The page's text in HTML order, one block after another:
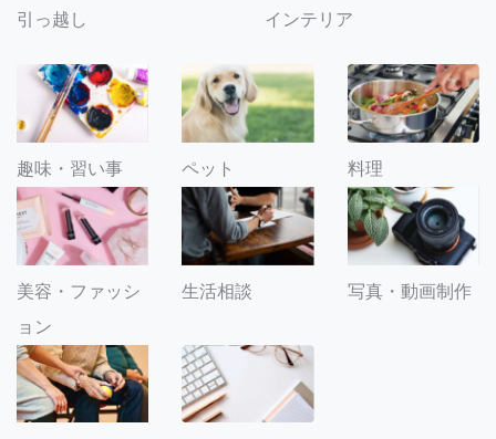
引っ越し インテリア
趣味・習い事 ペット 料理
美容・ファッシ
ョン
生活相談 写真・動画制作